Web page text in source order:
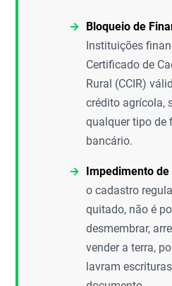
Bloqueio de
Instituições
Certificado de
Rural (CCIR)
crédito agrícola,
qualquer tipo de
bancário.
Impedimento de
o cadastro
quitado, não é
desmembrar,
vender a terra,
lavram